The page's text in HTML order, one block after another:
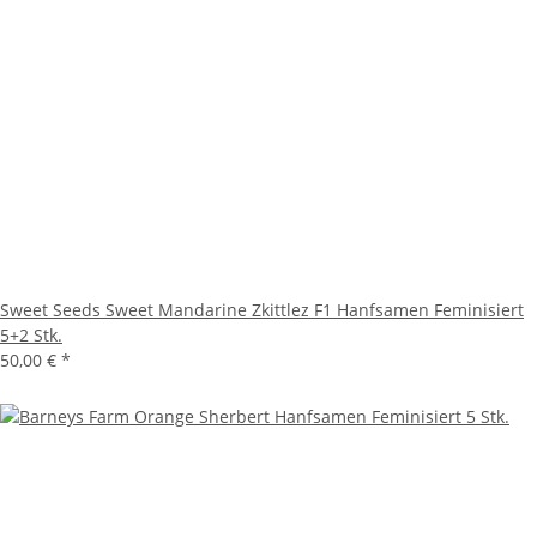
Sweet Seeds Sweet Mandarine Zkittlez F1 Hanfsamen Feminisiert
5+2 Stk.
50,00 € *